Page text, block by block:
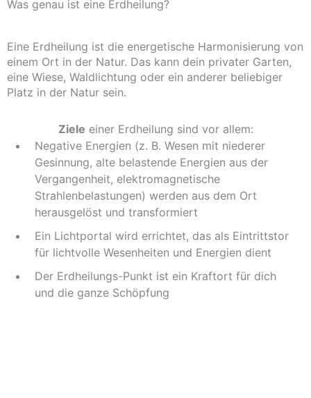
Was genau ist eine Erdheilung?
Eine Erdheilung ist die energetische Harmonisierung von
einem Ort in der Natur. Das kann dein privater Garten,
eine Wiese, Waldlichtung oder ein anderer beliebiger
Platz in der Natur sein.
Ziele einer Erdheilung sind vor allem:
Negative Energien (z. B. Wesen mit niederer
Gesinnung, alte belastende Energien aus der
Vergangenheit, elektromagnetische
Strahlenbelastungen) werden aus dem Ort
herausgelöst und transformiert
Ein Lichtportal wird errichtet, das als Eintrittstor
für lichtvolle Wesenheiten und Energien dient
Der Erdheilungs-Punkt ist ein Kraftort für dich
und die ganze Schöpfung